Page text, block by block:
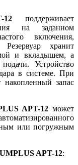
12 поддерживает
на заданном
включения,
хранит
и вкладышем, а
Устройство
в системе. При
запас
APT-12 может
или погружным
APT-12: